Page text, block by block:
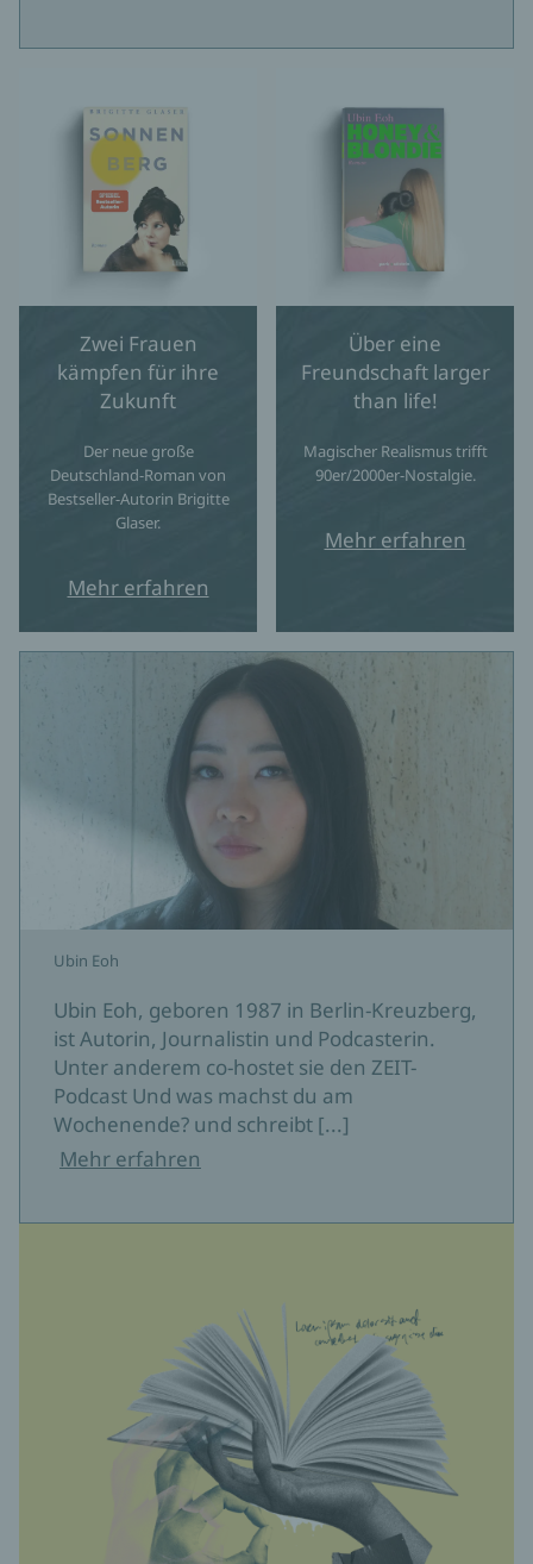
Zwei Frauen
kämpfen für ihre
Zukunft
Der neue große
Deutschland-Roman von
Bestseller-Autorin Brigitte
Glaser.
Mehr erfahren
Über eine
Freundschaft larger
than life!
Magischer Realismus trifft
90er/2000er-Nostalgie.
Mehr erfahren
Ubin Eoh
Ubin Eoh, geboren 1987 in Berlin-Kreuzberg,
ist Autorin, Journalistin und Podcasterin.
Unter anderem co-hostet sie den ZEIT-
Podcast Und was machst du am
Wochenende? und schreibt [...]
Mehr erfahren